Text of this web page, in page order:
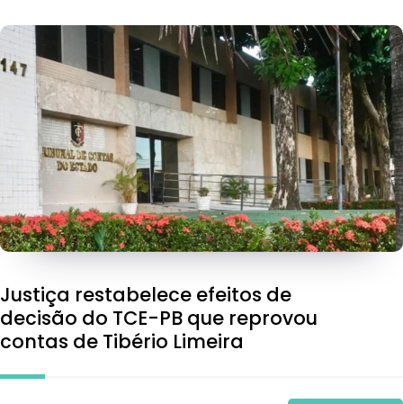
Justiça restabelece efeitos de
decisão do TCE-PB que reprovou
contas de Tibério Limeira